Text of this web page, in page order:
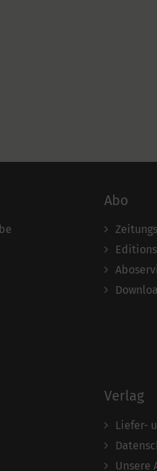
Abo
Verlag
Liefer-
Unsere